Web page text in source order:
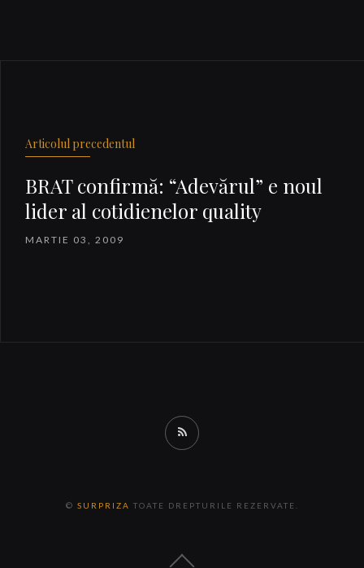
Articolul precedentul
BRAT confirmă: “Adevărul” e noul
lider al cotidienelor quality
MARTIE 03, 2009
RSS
© SURPRIZA TOATE DREPTURILE REZERVATE.
Back